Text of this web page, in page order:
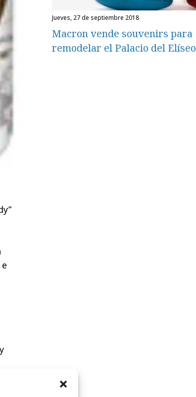
y
jueves, 27 de septiembre 2018
Macron vende souvenirs para
remodelar el Palacio del Elíseo